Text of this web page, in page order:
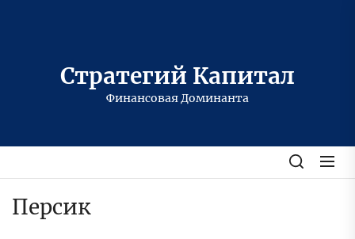
Стратегий Капитал
Финансовая Доминанта
Персик